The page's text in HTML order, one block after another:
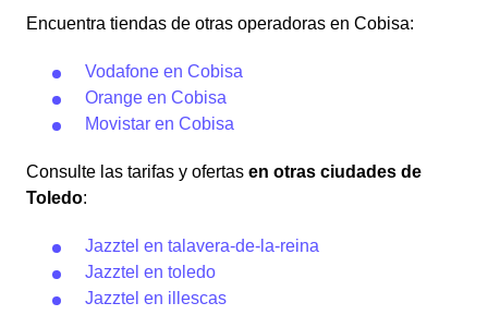
Encuentra tiendas de otras operadoras en Cobisa:
Vodafone en Cobisa
Orange en Cobisa
Movistar en Cobisa
Consulte las tarifas y ofertas en otras ciudades de
Toledo:
Jazztel en talavera-de-la-reina
Jazztel en toledo
Jazztel en illescas